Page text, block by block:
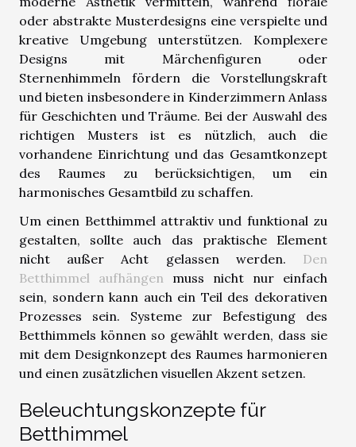
oder abstrakte Musterdesigns eine verspielte und
kreative Umgebung unterstützen. Komplexere
Designs mit Märchenfiguren oder
Sternenhimmeln fördern die Vorstellungskraft
und bieten insbesondere in Kinderzimmern Anlass
für Geschichten und Träume. Bei der Auswahl des
richtigen Musters ist es nützlich, auch die
vorhandene Einrichtung und das Gesamtkonzept
des Raumes zu berücksichtigen, um ein
harmonisches Gesamtbild zu schaffen.
Um einen Betthimmel attraktiv und funktional zu
gestalten, sollte auch das praktische Element
nicht außer Acht gelassen werden. Den
Betthimmel aufhängen muss nicht nur einfach
sein, sondern kann auch ein Teil des dekorativen
Prozesses sein. Systeme zur Befestigung des
Betthimmels können so gewählt werden, dass sie
mit dem Designkonzept des Raumes harmonieren
und einen zusätzlichen visuellen Akzent setzen.
Beleuchtungskonzepte für
Betthimmel